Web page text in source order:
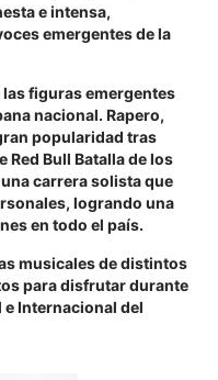
e intensa,
emergentes de la
las figuras emergentes
nacional. Rapero,
popularidad tras
Bull Batalla de los
carrera solista que
logrando una
en todo el país.
musicales de distintos
para disfrutar durante
e Internacional del